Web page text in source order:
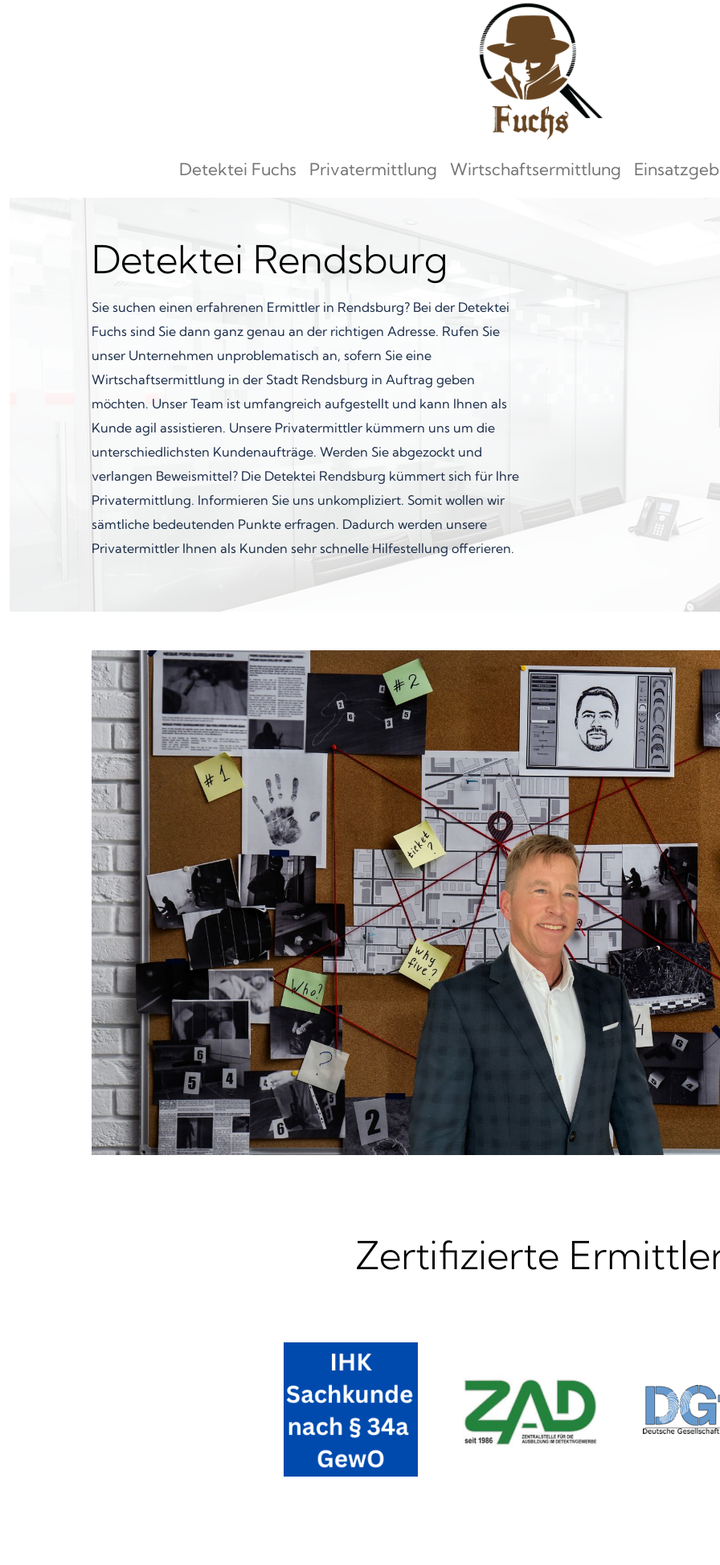
HauptnavigationDetektei Fuchs Privatermittlung Wirtschaftsermittlung
Detektei Rendsburg
Sie suchen einen erfahrenen Ermittler in Rendsburg? Bei der Detektei
Fuchs sind Sie dann ganz genau an der richtigen Adresse. Rufen Sie
unser Unternehmen unproblematisch an, sofern Sie eine
Wirtschaftsermittlung in der Stadt Rendsburg in Auftrag geben
möchten. Unser Team ist umfangreich aufgestellt und kann Ihnen als
Kunde agil assistieren. Unsere Privatermittler kümmern uns um die
unterschiedlichsten Kundenaufträge. Werden Sie abgezockt und
verlangen Beweismittel? Die Detektei Rendsburg kümmert sich für Ihre
Privatermittlung. Informieren Sie uns unkompliziert. Somit wollen wir
sämtliche bedeutenden Punkte erfragen. Dadurch werden unsere
Privatermittler Ihnen als Kunden sehr schnelle Hilfestellung offerieren.
Zertifizierte